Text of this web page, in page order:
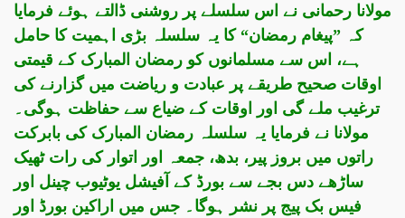
مولانا رحمانی نے اس سلسلے پر روشنی ڈالتے ہوئے فرمایا
کہ ”پیغام رمضان“ کا یہ سلسلہ بڑی اہمیت کا حامل
ہے، اس سے مسلمانوں کو رمضان المبارک کے قیمتی
اوقات صحیح طریقے پر عبادت و ریاضت میں گزارنے کی
ترغیب ملے گی اور اوقات کے ضیاع سے حفاظت ہوگی۔
مولانا نے فرمایا یہ سلسلہ رمضان المبارک کی بابرکت
راتوں میں بروز پیر، بدھ، جمعہ اور اتوار کی رات ٹھیک
ساڑھے دس بجے سے بورڈ کے آفیشل یوٹیوب چینل اور
فیس بک پیج پر نشر ہوگا۔ جس میں اراکین بورڈ اور